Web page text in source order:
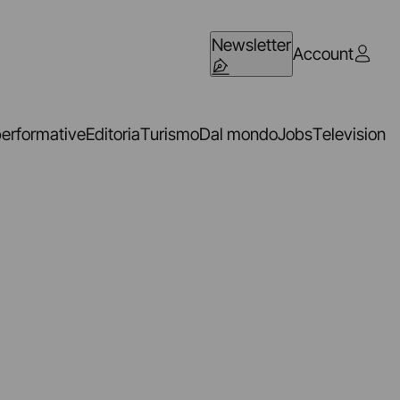
NewsletterAccount
EditoriaTurismoDal mondoJobsTelevision